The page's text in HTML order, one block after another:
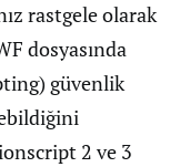
rastgele olarak
dosyasında
güvenlik
2 ve 3